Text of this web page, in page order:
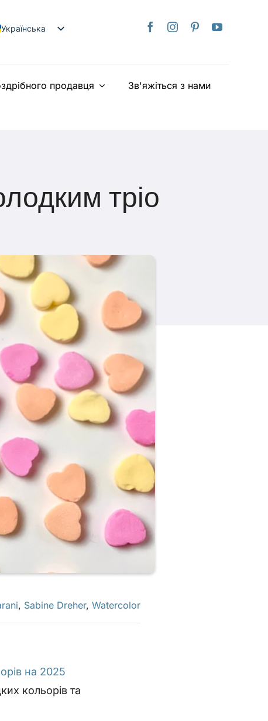
Українська
日本語
Français
简体中文
продавця
Зв'яжіться з нами
тріо
, Sabine Dreher, Watercolor
на 2025
кольорів та